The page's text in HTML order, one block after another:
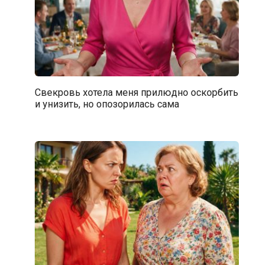
Свекровь хотела меня прилюдно оскорбить
и унизить, но опозорилась сама